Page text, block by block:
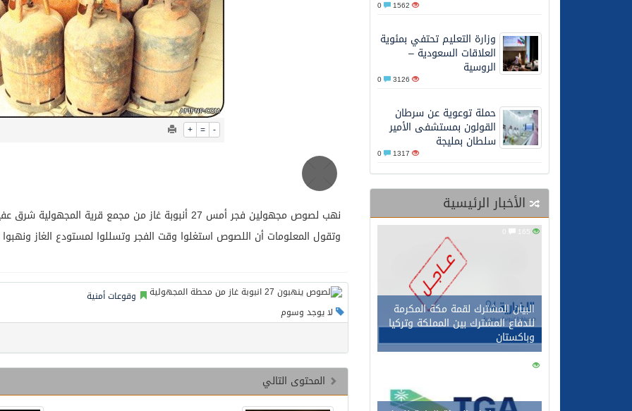
محافظ عفيف يؤدي صلاة عيد الأضحى
1562
وزارة التعليم تحتفي بمئوية
العلاقات السعودية –
الروسية
3126
حملة توعوية عن سرطان
القولون بمستشفى الأمير
سلطان بمليجة
1317
الأخبار الرئيسية
البيان المشترك لقمة مكة المكرمة
للدفاع المشترك بين المملكة وتركيا
وباكستان
161
+ = -
نهب لصوص مجهولين فجر أمس 27 أنبوبة غاز من مجمع قرية المجهولية شرق عفيف ولاذوا بالفرار.
وتقول المعلومات أن اللصوص استغلوا وقت الفجر وتسللوا لمستودع الغاز ونهبوا 27 أنبوبة منها، ولاذو بالفرار.
وقوعات أمنية
لا يوجد وسوم
المحتوى التالي